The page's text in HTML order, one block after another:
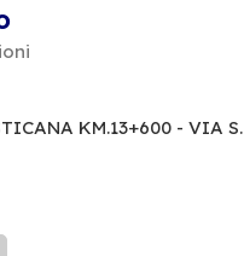
KM.13+600 - VIA S.